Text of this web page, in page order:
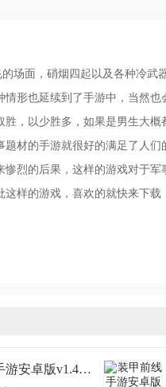
场面，硝烟四起以及各种冷武
形也延续到了手游中，当然也
，以少胜多，如果是男生大概
材的手游就很好的满足了人们
烈的后果，这样的游戏对于军
这样的游戏，喜欢的就快来下载
装甲前线手游安卓版v1.40.1 最新版